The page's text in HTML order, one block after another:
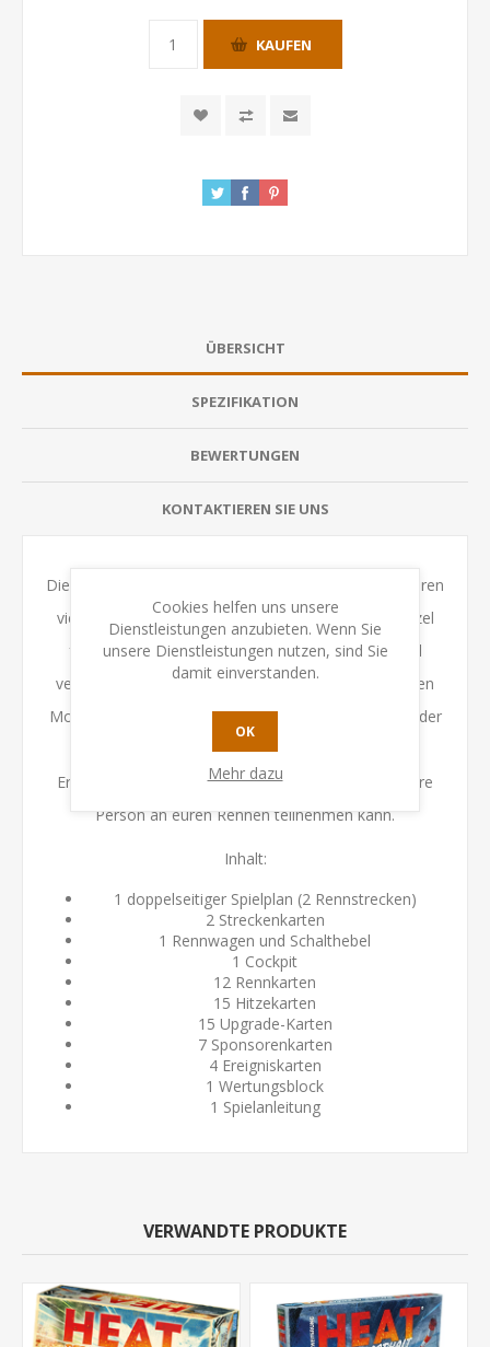
KAUFEN
ÜBERSICHT
SPEZIFIKATION
BEWERTUNGEN
KONTAKTIEREN SIE UNS
Die berüchtigte Rennstrecke von Mexiko bietet mit ihren
vielen Schikanen einen ganz besonderen Nervenkitzel
für Spitzenpiloten. Erlebt die Rennsaison 1964 und
verwendet die neuen Lufteinlass-Upgrades, um euren
Motor besser zu kühlen und die Herausforderungen der
neuen Strecken zu meistern. Zudem enthält diese
Erweiterung zusätzliches Material, damit eine weitere
Person an euren Rennen teilnehmen kann.
Inhalt:
1 doppelseitiger Spielplan (2 Rennstrecken)
2 Streckenkarten
1 Rennwagen und Schalthebel
1 Cockpit
12 Rennkarten
15 Hitzekarten
15 Upgrade-Karten
7 Sponsorenkarten
4 Ereigniskarten
1 Wertungsblock
1 Spielanleitung
VERWANDTE PRODUKTE
Cookies helfen uns unsere
Dienstleistungen anzubieten. Wenn Sie
unsere Dienstleistungen nutzen, sind Sie
damit einverstanden.
OK
Mehr dazu